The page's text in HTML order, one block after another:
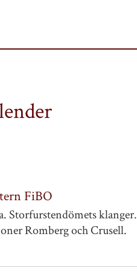
FiBO
Storfurstendömets klanger.
Romberg och Crusell.